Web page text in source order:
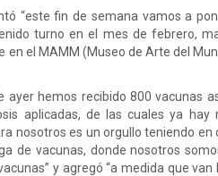
“este fin de semana vamos a
turno en el mes de febrero,
el MAMM (Museo de Arte del
ayer hemos recibido 800 vacunas
aplicadas, de las cuales ya hay
nosotros es un orgullo teniendo
de vacunas, donde nosotros
y agregó “a medida que